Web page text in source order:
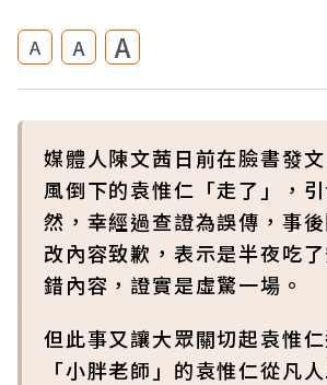
A A A
媒體人陳文茜日前在臉書發
風倒下的袁惟仁「走了」，
然，幸經過查證為誤傳，事
改內容致歉，表示是半夜吃
錯內容，證實是虛驚一場。
但此事又讓大眾關切起袁惟
「小胖老師」的袁惟仁從凡